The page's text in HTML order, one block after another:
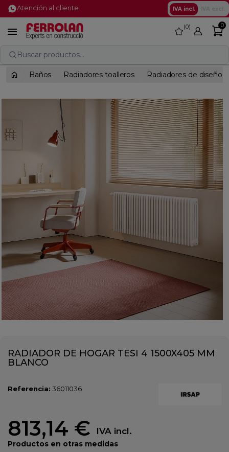
Atención al cliente IVA incl.
 favorite
0 0
Buscar productos...
Baños Radiadores toalleros Radiadores de diseño
RADIADOR DE HOGAR TESI 4 1500X405 MM
BLANCO
Referencia: 36011036
813,14 € IVA incl.
Productos en otras medidas